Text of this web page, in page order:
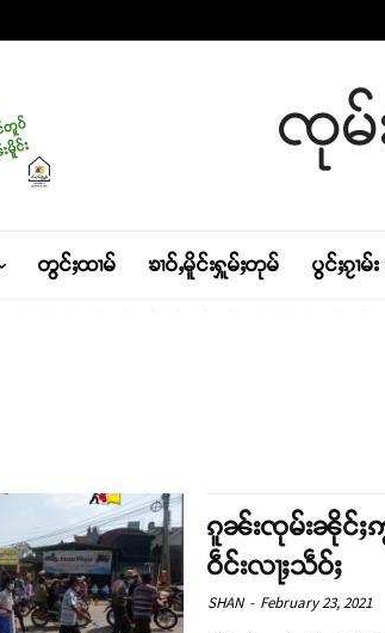
ၸုမ်
တွင်ႈထၢမ် ၶၢဝ်ႇမိူင်းႁူမ်ႈတုမ် ပွင်ႈၵႂၢမ်း
ၵူၼ်းၸုမ်းၼိုင်ႈ
ဝဵင်းလႃႈသဵဝ်ႈ
SHAN - February 23, 2021